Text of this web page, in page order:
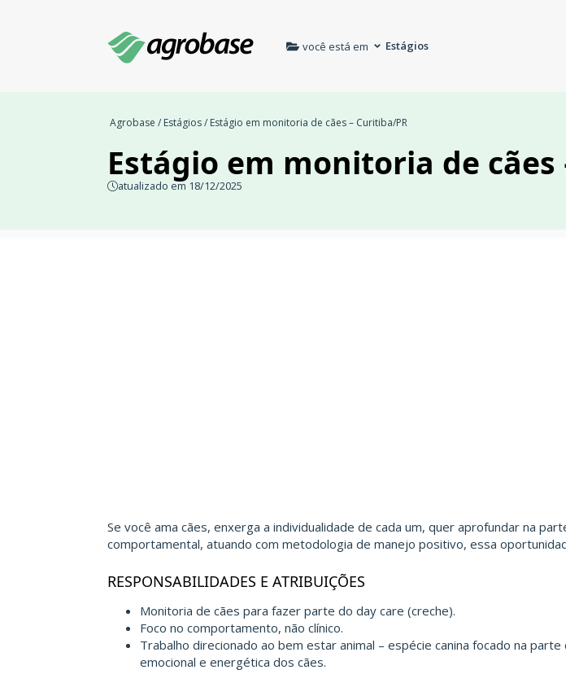
você está em Estágios
Agrobase / Estágios/ Estágio em monitoria de cães – Curitiba/PR
Estágio em monitoria de cães
atualizado em 18/12/2025
Se você ama cães, enxerga a individualidade de cada um, quer aprofundar na
comportamental, atuando com metodologia de manejo positivo, essa
RESPONSABILIDADES E ATRIBUIÇÕES
Monitoria de cães para fazer parte do day care (creche).
Foco no comportamento, não clínico.
Trabalho direcionado ao bem estar animal – espécie canina focado na
emocional e energética dos cães.